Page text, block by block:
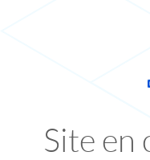
Site en